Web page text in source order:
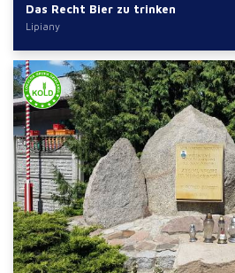
Das Recht Bier zu trinken
Lipiany